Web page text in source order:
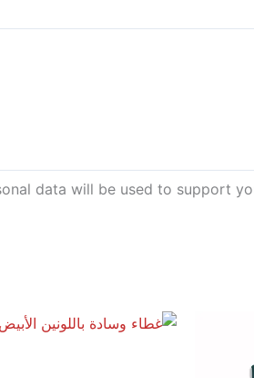
data will be used to support